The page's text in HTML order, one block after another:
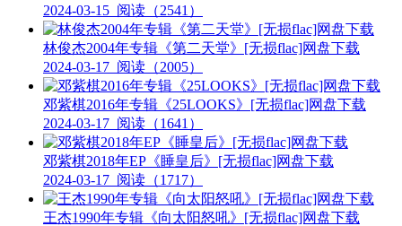
2024-03-15 阅读（2541）
林俊杰2004年专辑《第二天堂》[无损flac]网盘下载
2024-03-17 阅读（2005）
邓紫棋2016年专辑《25LOOKS》[无损flac]网盘下载
2024-03-17 阅读（1641）
邓紫棋2018年EP《睡皇后》[无损flac]网盘下载
2024-03-17 阅读（1717）
王杰1990年专辑《向太阳怒吼》[无损flac]网盘下载